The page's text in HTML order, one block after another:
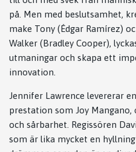
på. Men med beslutsamhet,
make Tony (Édgar Ramírez)
Walker (Bradley Cooper),
utmaningar och skapa ett
innovation.
Jennifer Lawrence levererar
prestation som Joy Mangano,
och sårbarhet. Regissören
som är lika mycket en